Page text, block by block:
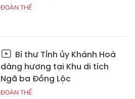
ĐOÀN THỂ
Bí thư Tỉnh ủy Khánh Hoà
dâng hương tại Khu di tích
Ngã ba Đồng Lộc
ĐOÀN THỂ